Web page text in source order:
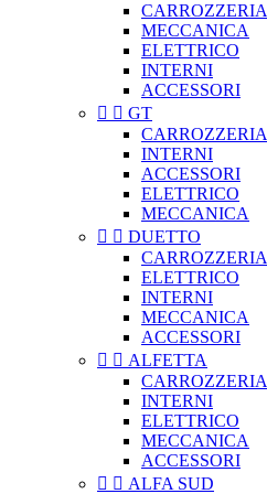
CARROZZERIA
MECCANICA
ELETTRICO
INTERNI
ACCESSORI
  GT
CARROZZERIA
INTERNI
ACCESSORI
ELETTRICO
MECCANICA
  DUETTO
CARROZZERIA
ELETTRICO
INTERNI
MECCANICA
ACCESSORI
  ALFETTA
CARROZZERIA
INTERNI
ELETTRICO
MECCANICA
ACCESSORI
  ALFA SUD